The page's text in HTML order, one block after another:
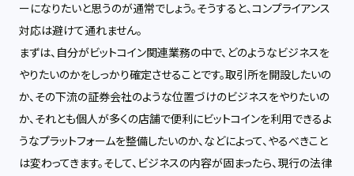
ーになりたいと思うのが通常でしょう。そうすると、コンプライアンス
対応は避けて通れません。
まずは、自分がビットコイン関連業務の中で、どのようなビジネスを
やりたいのかをしっかり確定させることです。取引所を開設したいの
か、その下流の証券会社のような位置づけのビジネスをやりたいの
か、それとも個人が多くの店舗で便利にビットコインを利用できるよ
うなプラットフォームを整備したいのか、などによって、やるべきこと
は変わってきます。そして、ビジネスの内容が固まったら、現行の法律